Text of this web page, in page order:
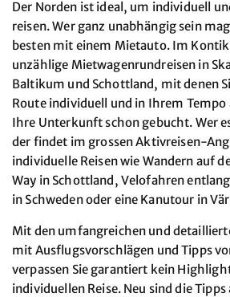
Der Norden ist ideal, um individuell
reisen. Wer ganz unabhängig sein
besten mit einem Mietauto. Im
unzählige Mietwagenrundreisen in
Baltikum und Schottland, mit denen
Route individuell und in Ihrem Tempo
Ihre Unterkunft schon gebucht. Wer
der findet im grossen Aktivreisen-
individuelle Reisen wie Wandern auf
Way in Schottland, Velofahren
in Schweden oder eine Kanutour in
Mit den umfangreichen und
mit Ausflugsvorschlägen und Tipps
verpassen Sie garantiert kein
individuellen Reise. Neu sind die Tipps